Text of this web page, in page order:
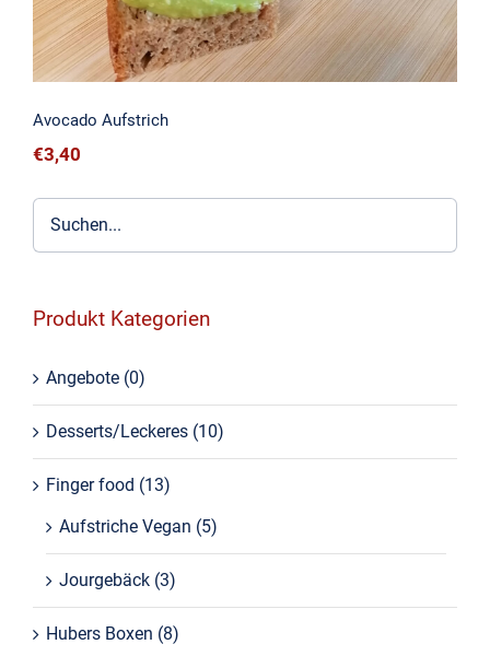
Avocado Aufstrich
€3,40
Produkt Kategorien
Angebote (0)
Desserts/Leckeres (10)
Finger food (13)
Aufstriche Vegan (5)
Jourgebäck (3)
Hubers Boxen (8)